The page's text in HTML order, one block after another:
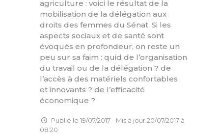
agriculture : voici le résultat de la
mobilisation de la délégation aux
droits des femmes du Sénat. Si les
aspects sociaux et de santé sont
évoqués en profondeur, on reste un
peu sur sa faim : quid de l’organisation
du travail ou de la délégation ? de
l’accès à des matériels confortables
et innovants ? de l’efficacité
économique ?
Publié le 19/07/2017 - Mis à jour 20/07/2017 à
08:20